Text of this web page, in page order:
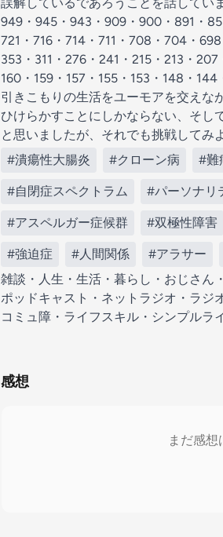
949・945・943・909・900・891・
721・716・714・711・708・704・
353・311・276・241・215・213・
160・159・157・155・153・148・
引きこもりの生活をユーモアを交えな
ひけらかすことにしかならない、そし
と思いましたが、それでも挑戦してみ
#潰瘍性大腸炎
#クローン病 #難
#自閉症スペクトラム #パーソナリ
#アスペルガー症候群 #双極性障害
#強迫症 #人間関係 #アラサー
雑談・人生・生活・暮らし・おじさん
ポッドキャスト・ネットラジオ・ラジ
コミュ障・ライフスキル・シンプルラ
感想
まだ感想